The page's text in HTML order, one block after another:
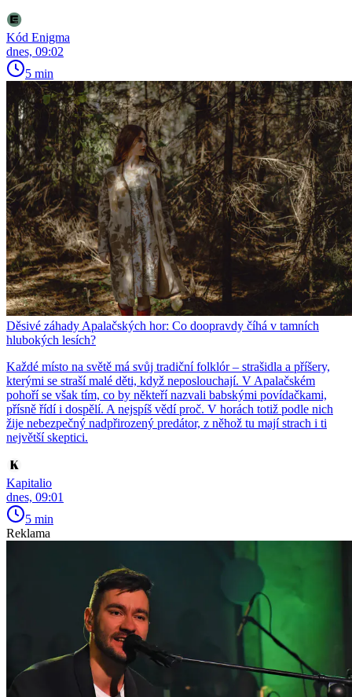
Kód Enigma
dnes, 09:02
5 min
Děsivé záhady Apalačských hor: Co doopravdy číhá v tamních
hlubokých lesích?
Každé místo na světě má svůj tradiční folklór – strašidla a příšery,
kterými se straší malé děti, když neposlouchají. V Apalačském
pohoří se však tím, co by někteří nazvali babskými povídačkami,
přísně řídí i dospělí. A nejspíš vědí proč. V horách totiž podle nich
žije nebezpečný nadpřirozený predátor, z něhož tu mají strach i ti
největší skeptici.
Kapitalio
dnes, 09:01
5 min
Reklama